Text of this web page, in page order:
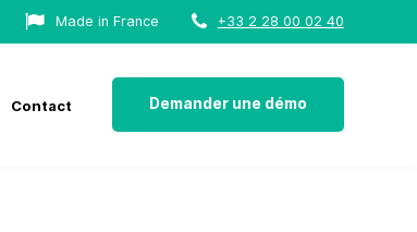
Made in France +33 2 28 00 02 40
Contact Demander une démo